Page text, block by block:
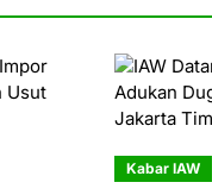
Kabar IAW